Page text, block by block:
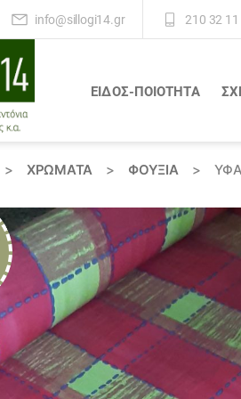
info@sillogi14.gr 210 32 11
ΕΙΔΟΣ-ΠΟΙΟΤΗΤΑ
> ΧΡΏΜΑΤΑ > ΦΟΥΞΙΑ >